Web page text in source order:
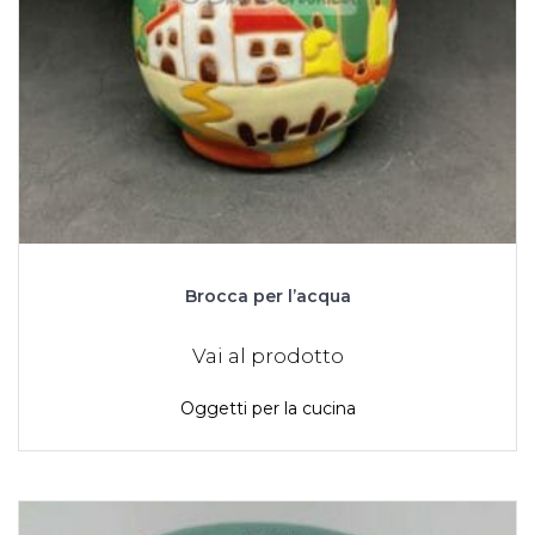
Brocca per l’acqua
Vai al prodotto
Oggetti per la cucina